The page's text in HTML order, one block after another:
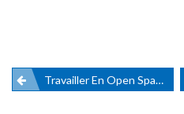
Navigation
Travailler En Open Space : Avantages Vs. Inconvénients !